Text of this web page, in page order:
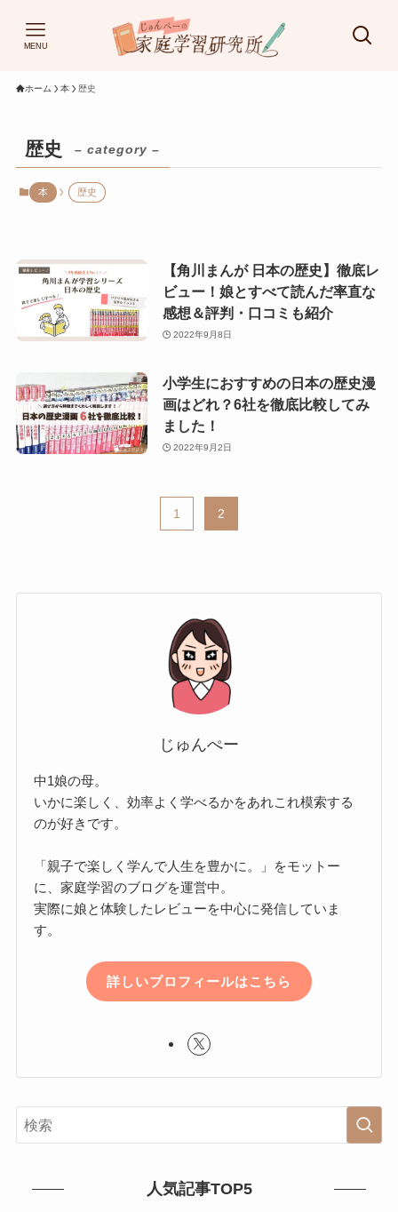
MENU
ホーム 本 歴史
歴史 – category –
本 歴史
【角川まんが 日本の歴史】徹底レ
ビュー！娘とすべて読んだ率直な
感想＆評判・口コミも紹介
2022年9月8日
小学生におすすめの日本の歴史漫
画はどれ？6社を徹底比較してみ
ました！
2022年9月2日
1 2
じゅんぺー
中1娘の母。
いかに楽しく、効率よく学べるかをあれこれ模索する
のが好きです。
「親子で楽しく学んで人生を豊かに。」をモットー
に、家庭学習のブログを運営中。
実際に娘と体験したレビューを中心に発信していま
す。
詳しいプロフィールはこちら
人気記事TOP5